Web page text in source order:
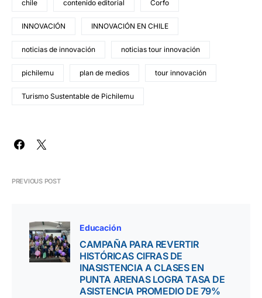
chile contenido editorial Corfo
INNOVACIÓN INNOVACIÓN EN CHILE
noticias de innovación noticias tour innovación
pichilemu plan de medios tour innovación
Turismo Sustentable de Pichilemu
PREVIOUS POST
Educación
CAMPAÑA PARA REVERTIR
HISTÓRICAS CIFRAS DE
INASISTENCIA A CLASES EN
PUNTA ARENAS LOGRA TASA DE
ASISTENCIA PROMEDIO DE 79%